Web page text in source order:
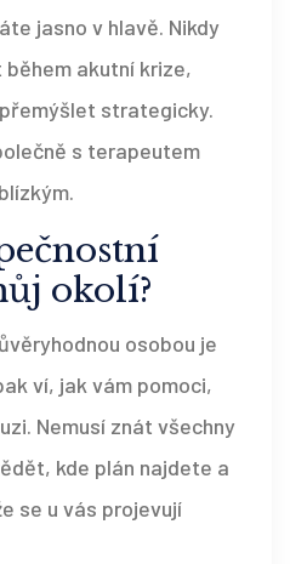
jasno v hlavě. Nikdy
akutní krize,
strategicky.
s terapeutem
okolí?
osobou je
ví, jak vám pomoci,
Nemusí znát všechny
kde plán najdete a
se u vás projevují